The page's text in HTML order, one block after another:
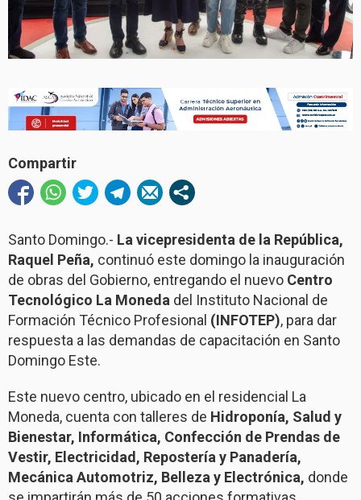
Compartir
Santo Domingo.- La vicepresidenta de la República,
Raquel Peña, continuó este domingo la inauguración
de obras del Gobierno, entregando el nuevo Centro
Tecnológico La Moneda del Instituto Nacional de
Formación Técnico Profesional (INFOTEP), para dar
respuesta a las demandas de capacitación en Santo
Domingo Este.
Este nuevo centro, ubicado en el residencial La
Moneda, cuenta con talleres de Hidroponía, Salud y
Bienestar, Informática, Confección de Prendas de
Vestir, Electricidad, Repostería y Panadería,
Mecánica Automotriz, Belleza y Electrónica, donde